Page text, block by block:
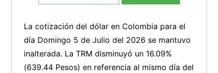
La cotización del dólar en Colombia para el
día Domingo 5 de Julio del 2026 se mantuvo
inalterada. La TRM disminuyó un 16.09%
(639.44 Pesos) en referencia al mismo día del